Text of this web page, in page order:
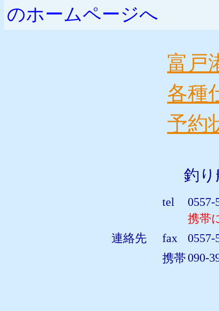
のホームページへ
富戸
各種
予約
釣
tel
0557-
携帯
連絡先
fax
0557-
携帯 090-